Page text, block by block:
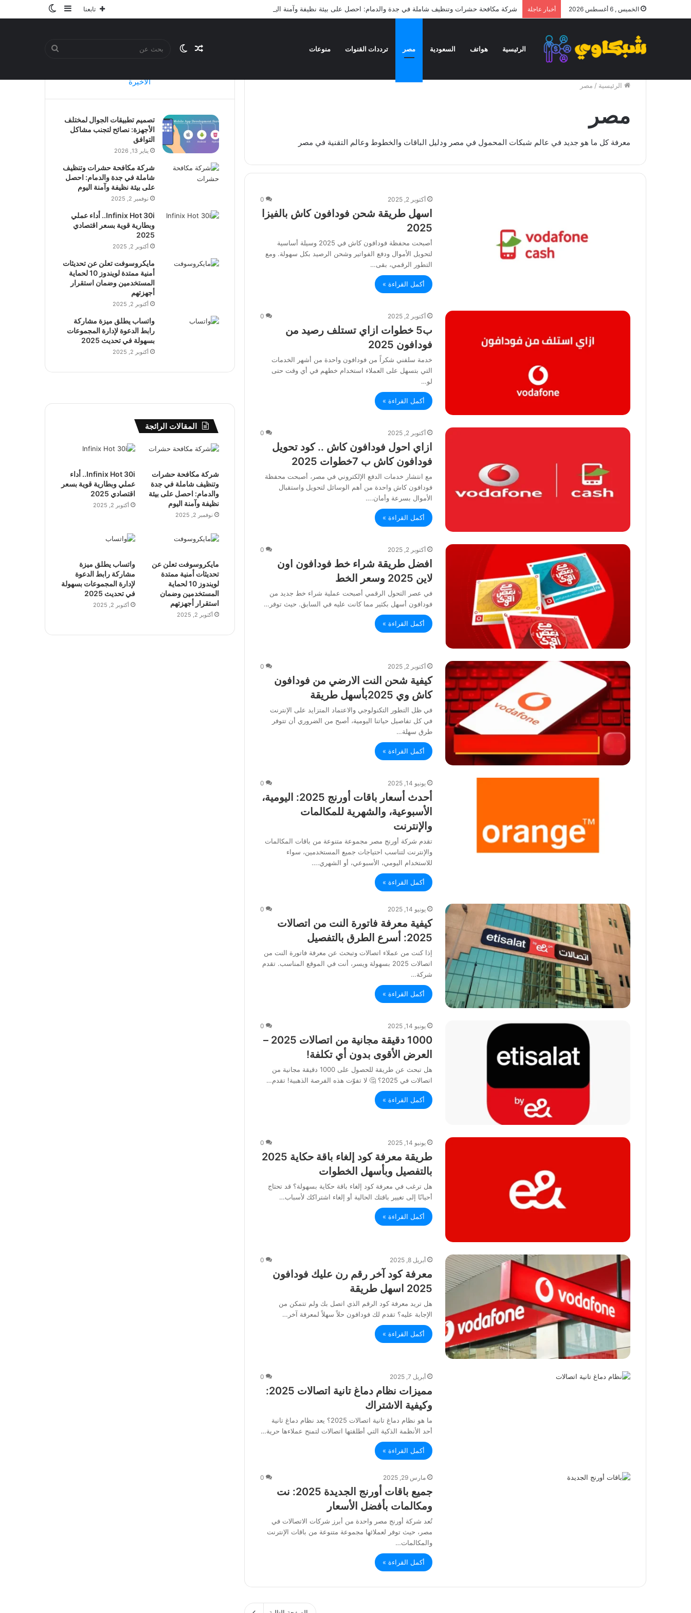
الخميس , 6 أغسطس 2026 أخبار عاجلة شركة مكافحة حشرات وتنظيف شاملة في جدة والدمام: احصل على بيئة نظيفة وآمنة اليوم
الوضعإضافة
جانبي
تابعنا
الرئيسية هواتف السعودية مصر ترددات القنوات منوعات بحث الوضعمقال
الرئيسية / مصر
مصر
معرفة كل ما هو جديد في عالم شبكات المحمول في مصر ودليل الباقات والخطوط وعالم التقنية في مصر
أكتوبر 2, 2025 0
اسهل طريقة شحن فودافون كاش بالفيزا
2025
أصبحت محفظة فودافون كاش في 2025 وسيلة أساسية
لتحويل الأموال ودفع الفواتير وشحن الرصيد بكل سهولة. ومع
التطور الرقمي، بقى…
أكمل القراءة »
أكتوبر 2, 2025 0
ب5 خطوات ازاي تستلف رصيد من
فودافون 2025
خدمة سلفني شكراً من فودافون واحدة من أشهر الخدمات
التي بتسهل على العملاء استخدام خطهم في أي وقت حتى
لو…
أكمل القراءة »
أكتوبر 2, 2025 0
ازاي احول فودافون كاش .. كود تحويل
فودافون كاش ب 7خطوات 2025
مع انتشار خدمات الدفع الإلكتروني في مصر، أصبحت محفظة
فودافون كاش واحدة من أهم الوسائل لتحويل واستقبال
الأموال بسرعة وأمان.…
أكمل القراءة »
أكتوبر 2, 2025 0
افضل طريقة شراء خط فودافون اون
لاين 2025 وسعر الخط
في عصر التحول الرقمي أصبحت عملية شراء خط جديد من
فودافون أسهل بكثير مما كانت عليه في السابق. حيث توفر…
أكمل القراءة »
أكتوبر 2, 2025 0
كيفية شحن النت الارضي من فودافون
كاش وي 2025بأسهل طريقة
في ظل التطور التكنولوجي والاعتماد المتزايد على الإنترنت
في كل تفاصيل حياتنا اليومية، أصبح من الضروري أن تتوفر
طرق سهلة…
أكمل القراءة »
يونيو 14, 2025 0
أحدث أسعار باقات أورنج 2025: اليومية،
الأسبوعية، والشهرية للمكالمات
والإنترنت
تقدم شركة أورنج مصر مجموعة متنوعة من باقات المكالمات
والإنترنت لتناسب احتياجات جميع المستخدمين، سواء
للاستخدام اليومي، الأسبوعي، أو الشهري.…
أكمل القراءة »
يونيو 14, 2025 0
كيفية معرفة فاتورة النت من اتصالات
2025: أسرع الطرق بالتفصيل
إذا كنت من عملاء اتصالات وتبحث عن معرفة فاتورة النت من
اتصالات 2025 بسهولة ويسر، أنت في الموقع المناسب. تقدم
شركة…
أكمل القراءة »
يونيو 14, 2025 0
1000 دقيقة مجانية من اتصالات 2025 –
العرض الأقوى بدون أي تكلفة!
هل تبحث عن طريقة للحصول على 1000 دقيقة مجانية من
اتصالات في 2025؟ 🤔 لا تفوّت هذه الفرصة الذهبية! تقدم…
أكمل القراءة »
يونيو 14, 2025 0
طريقة معرفة كود إلغاء باقة حكاية 2025
بالتفصيل وبأسهل الخطوات
هل ترغب في معرفة كود إلغاء باقة حكاية بسهولة؟ قد تحتاج
أحيانًا إلى تغيير باقتك الحالية أو إلغاء اشتراكك لأسباب…
أكمل القراءة »
أبريل 8, 2025 0
معرفة كود آخر رقم رن عليك فودافون
2025 اسهل طريقة
هل تريد معرفة كود الرقم الذي اتصل بك ولم تتمكن من
الإجابة عليه؟ تقدم لك فودافون حلاً سهلاً لمعرفة آخر…
أكمل القراءة »
أبريل 7, 2025 0
مميزات نظام دماغ تانية اتصالات 2025:
وكيفية الاشتراك
ما هو نظام دماغ تانية اتصالات 2025؟ يعد نظام دماغ تانية
أحد الأنظمة الذكية التي أطلقتها اتصالات لتمنح عملاءها حرية…
أكمل القراءة »
مارس 29, 2025 0
جميع باقات أورنج الجديدة 2025: نت
ومكالمات بأفضل الأسعار
تُعد شركة أورنج مصر واحدة من أبرز شركات الاتصالات في
مصر، حيث توفر لعملائها مجموعة متنوعة من باقات الإنترنت
والمكالمات…
أكمل القراءة »
الأخيرة
تصميم تطبيقات الجوال لمختلف
الأجهزة: نصائح لتجنب مشاكل
التوافق
يناير 13, 2026
شركة مكافحة حشرات وتنظيف
شاملة في جدة والدمام: احصل
على بيئة نظيفة وآمنة اليوم
نوفمبر 2, 2025
Infinix Hot 30i.. أداء عملي
وبطارية قوية بسعر اقتصادي
2025
أكتوبر 2, 2025
مايكروسوفت تعلن عن تحديثات
أمنية ممتدة لويندوز 10 لحماية
المستخدمين وضمان استقرار
أجهزتهم
أكتوبر 2, 2025
واتساب يطلق ميزة مشاركة
رابط الدعوة لإدارة المجموعات
بسهولة في تحديث 2025
أكتوبر 2, 2025
المقالات الرائجة
شركة مكافحة حشرات
وتنظيف شاملة في جدة
والدمام: احصل على بيئة
نظيفة وآمنة اليوم
نوفمبر 2, 2025
Infinix Hot 30i.. أداء
عملي وبطارية قوية بسعر
اقتصادي 2025
أكتوبر 2, 2025
مايكروسوفت تعلن عن
تحديثات أمنية ممتدة
لويندوز 10 لحماية
المستخدمين وضمان
استقرار أجهزتهم
أكتوبر 2, 2025
واتساب يطلق ميزة
مشاركة رابط الدعوة
لإدارة المجموعات بسهولة
في تحديث 2025
أكتوبر 2, 2025